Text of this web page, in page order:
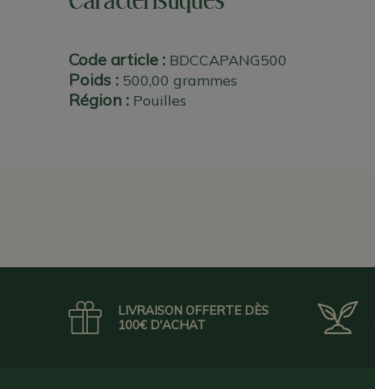
Code article : BDCCAPANG500
Poids : 500,00 grammes
Région : Pouilles
LIVRAISON OFFERTE DÈS
100€ D'ACHAT